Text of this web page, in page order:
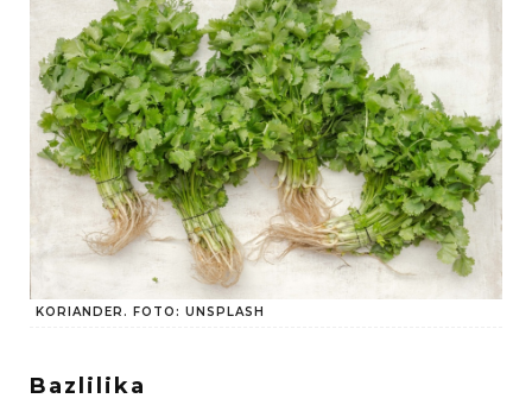
KORIANDER. FOTO: UNSPLASH
Bazlilika